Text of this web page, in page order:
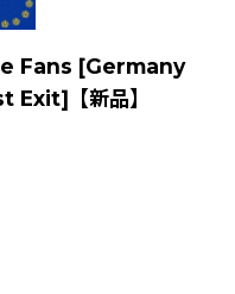
Fans [Germany
【新品】